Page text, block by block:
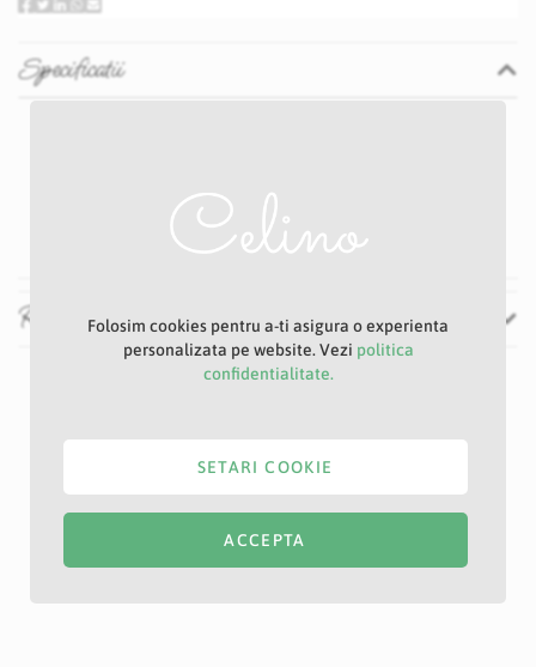
Specificatii
110 cm
RecenziiFolosim cookies pentru a-ti asigura o experienta
personalizata pe website. Vezi politica
confidentialitate.
ACCEPTA
SETARI COOKIE